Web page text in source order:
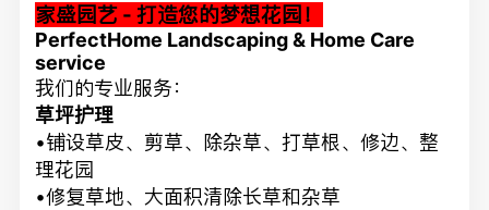
家盛园艺 - 打造您的梦想花园！
PerfectHome Landscaping & Home Care
service
我们的专业服务：
草坪护理
•铺设草皮、剪草、除杂草、打草根、修边、整
理花园
•修复草地、大面积清除长草和杂草